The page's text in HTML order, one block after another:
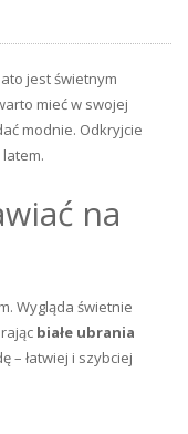
jest świetnym
mieć w swojej
modnie. Odkryjcie
na
Wygląda świetnie
białe ubrania
– łatwiej i szybciej